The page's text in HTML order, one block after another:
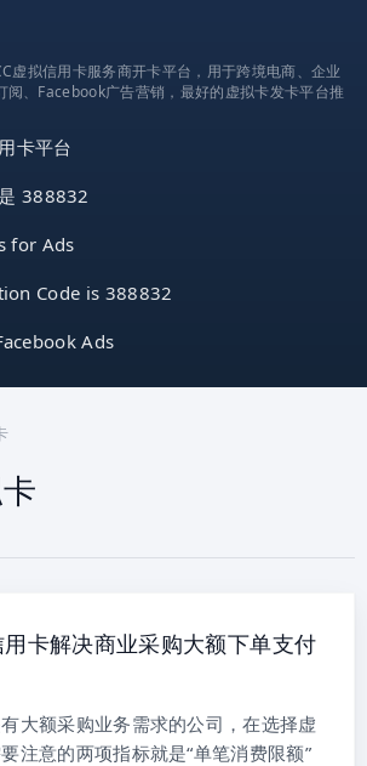
虚拟信用卡服务商开卡平台，用于跨境电商、企业
阅、Facebook广告营销，最好的虚拟卡发卡平台推
卡平台
388832
for Ads
Code is 388832
Ads
卡解决商业采购大额下单支付
大额采购业务需求的公司，在选择虚
注意的两项指标就是“单笔消费限额”